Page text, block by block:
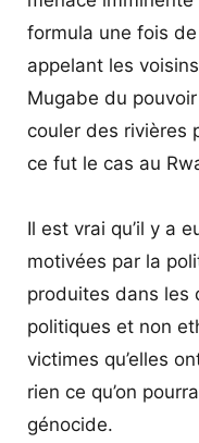
formula une fois
appelant les
Mugabe du
couler des rivières
ce fut le cas au
Il est vrai qu’il y a
motivées par la
produites dans les
politiques et non
victimes qu’elles
rien ce qu’on
génocide.